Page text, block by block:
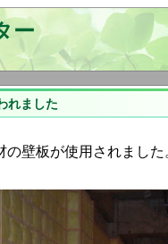
ー
れました
の壁板が使用されました